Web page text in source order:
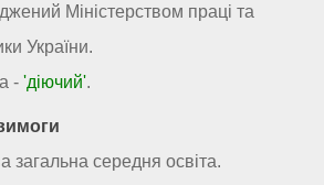
Міністерством праці та
України.
- 'діючий'.
загальна середня освіта.